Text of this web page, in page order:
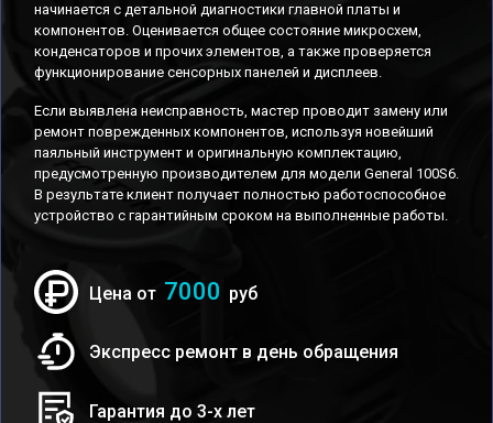
начинается с детальной диагностики главной платы и
компонентов. Оценивается общее состояние микросхем,
конденсаторов и прочих элементов, а также проверяется
функционирование сенсорных панелей и дисплеев.
Если выявлена неисправность, мастер проводит замену или
ремонт поврежденных компонентов, используя новейший
паяльный инструмент и оригинальную комплектацию,
предусмотренную производителем для модели General 100S6.
В результате клиент получает полностью работоспособное
устройство с гарантийным сроком на выполненные работы.
Цена от 7000 руб
Экспресс ремонт в день обращения
Гарантия до 3-х лет